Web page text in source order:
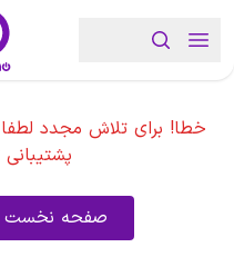
خطا! برای تلاش مجدد لطفا
صفحه نخست